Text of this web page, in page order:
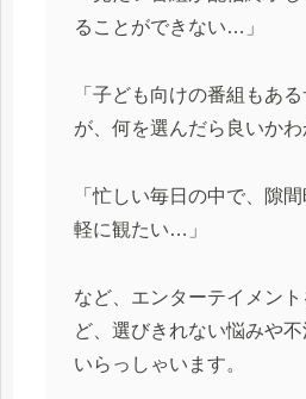
ることができない…」
「子ども向けの番組もあ
が、何を選んだら良いか
「忙しい毎日の中で、隙
軽に観たい…」
など、エンターテイメン
ど、選びきれない悩みや不
いらっしゃいます。